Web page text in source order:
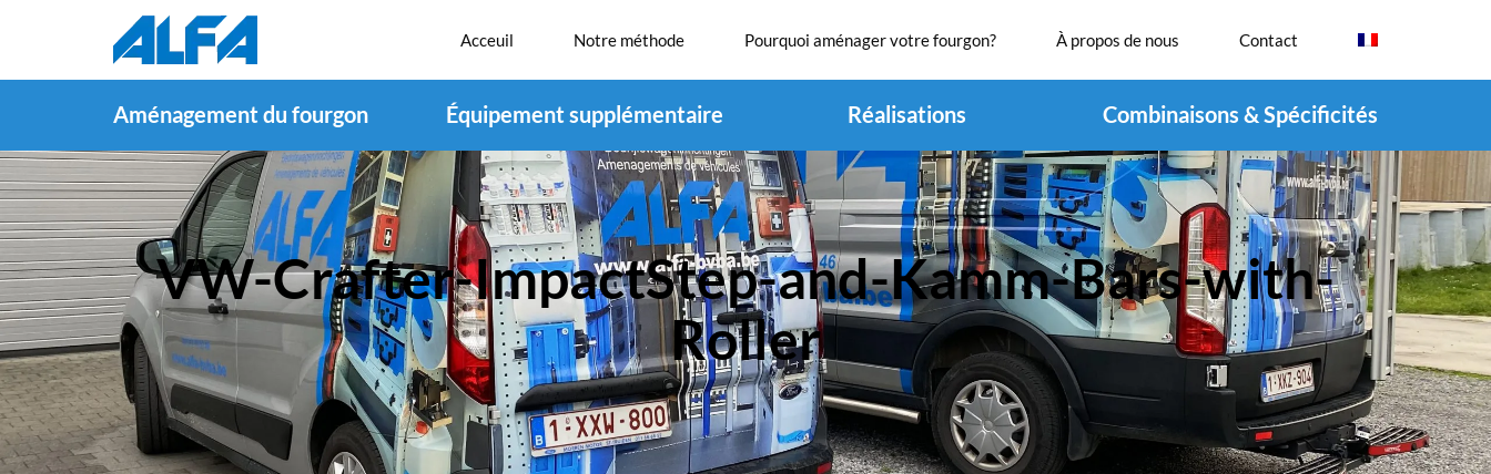
Acceuil Notre méthode Pourquoi aménager votre fourgon? À propos de nous Contact
Aménagement du fourgon Équipement supplémentaire Réalisations Combinaisons & Spécificités
VW-Crafter-ImpactStep-and-Kamm-Bars-with-
Roller